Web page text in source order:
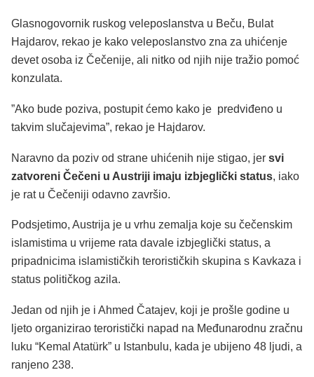
Glasnogovornik ruskog veleposlanstva u Beču, Bulat
Hajdarov, rekao je kako veleposlanstvo zna za uhićenje
devet osoba iz Čečenije, ali nitko od njih nije tražio pomoć
konzulata.
”Ako bude poziva, postupit ćemo kako je predviđeno u
takvim slučajevima”, rekao je Hajdarov.
Naravno da poziv od strane uhićenih nije stigao, jer svi
zatvoreni Čečeni u Austriji imaju izbjeglički status, iako
je rat u Čečeniji odavno završio.
Podsjetimo, Austrija je u vrhu zemalja koje su čečenskim
islamistima u vrijeme rata davale izbjeglički status, a
pripadnicima islamističkih terorističkih skupina s Kavkaza i
status političkog azila.
Jedan od njih je i Ahmed Čatajev, koji je prošle godine u
ljeto organizirao teroristički napad na Međunarodnu zračnu
luku “Kemal Atatürk” u Istanbulu, kada je ubijeno 48 ljudi, a
ranjeno 238.